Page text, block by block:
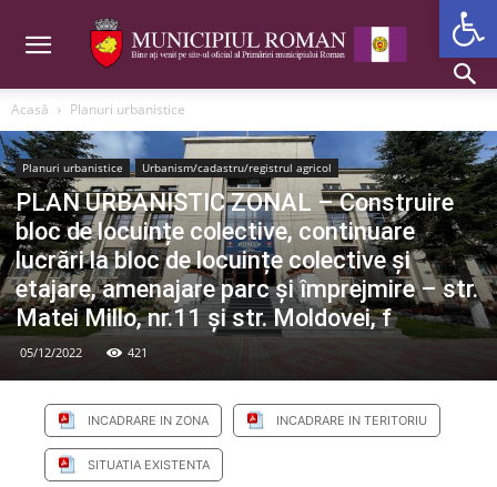
Acasă Planuri urbanistice
Planuri urbanistice Urbanism/cadastru/registrul agricol
PLAN URBANISTIC ZONAL – Construire
bloc de locuințe colective, continuare
lucrări la bloc de locuințe colective și
etajare, amenajare parc și împrejmire – str.
Matei Millo, nr.11 și str. Moldovei, f
05/12/2022 421
INCADRARE IN ZONA INCADRARE IN TERITORIU
SITUATIA EXISTENTA